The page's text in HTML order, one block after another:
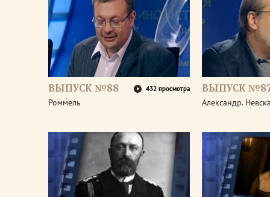
ВЫПУСК №88 432 просмотра
Роммель
ВЫПУСК
Александр.